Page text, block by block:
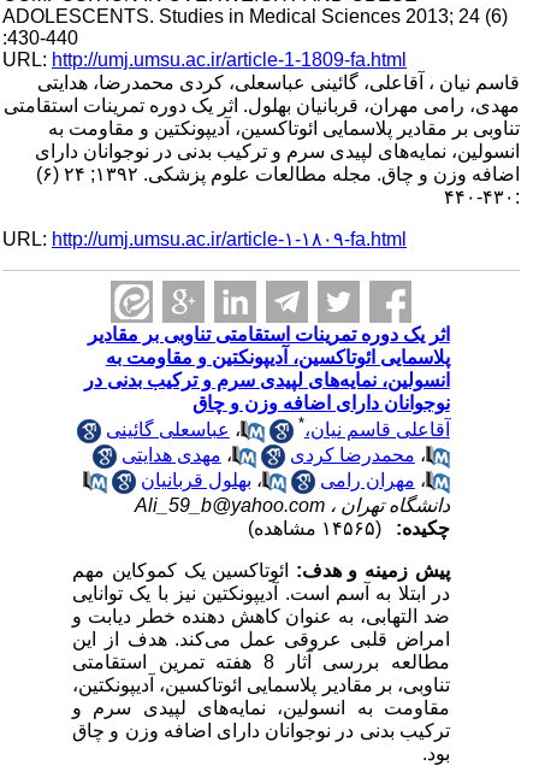
ADOLESCENTS. Studies in Medical Sciences 2013; 24 (6)
:430-440
URL:http://umj.umsu.ac.ir/article-1-1809-fa.html
قاسم نیان ، آقاعلی، گائینی عباسعلی، کردی محمدرضا، هدایتی
مهدی، رامی مهران، قربانیان بهلول. اثر یک دوره تمرینات استقامتی
تناوبی بر مقادیر پلاسمایی ائوتاکسین، آدیپونکتین و مقاومت به
انسولین، نمایه‌های لپیدی سرم و ترکیب بدنی در نوجوانان دارای
اضافه وزن و چاق. مجله مطالعات علوم پزشکی. ۱۳۹۲; ۲۴ (۶)
URL:http://umj.umsu.ac.ir/article-۱-۱۸۰۹-fa.html
اثر یک دوره تمرینات استقامتی تناوبی بر مقادیر
پلاسمایی ائوتاکسین، آدیپونکتین و مقاومت به
انسولین، نمایه‌های لپیدی سرم و ترکیب بدنی در
نوجوانان دارای اضافه وزن و چاق
آقاعلی قاسم نیان،* ،عباسعلی گائینی
،محمدرضا کردی ،مهدی هدایتی
،مهران رامی ،بهلول قربانیان
دانشگاه تهران ، Ali_59_b@yahoo.com
چکیده:
پیش زمینه و هدف:ائوتاکسین یک کموکاین مهم
در ابتلا به آسم است. آدیپونکتین نیز با یک توانایی
ضد التهابی، به عنوان کاهش دهنده خطر دیابت و
امراض قلبی عروقی عمل می‌کند. هدف از این
مطالعه بررسی آثار 8 هفته تمرین استقامتی
تناوبی، برمقادیر پلاسمایی ائوتاکسین، آدیپونکتین،
مقاومت به انسولین، نمایه‌های لپیدی سرم و
ترکیب بدنی در نوجوانان دارای اضافه وزن و چاق
بود.